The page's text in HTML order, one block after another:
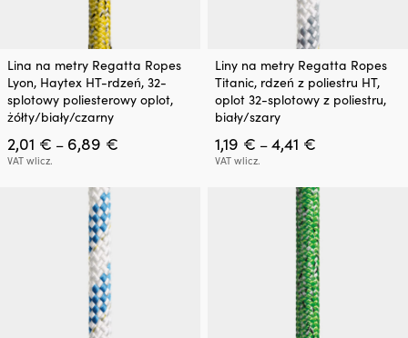
Ten
produkt
ma
wiele
wariantów.
Opcje
można
Lina na metry Regatta Ropes
Lyon, Haytex HT-rdzeń, 32-
splotowy poliesterowy oplot,
żółty/biały/czarny
2,01 € – 6,89 €
VAT wlicz.
Ten
produkt
ma
wiele
wariantów.
Opcje
można
Liny na metry Regatta Ropes
Titanic, rdzeń z poliestru HT,
oplot 32-splotowy z poliestru,
biały/szary
1,19 € –4,41 €Zakres
1,19 €
do
4,41 €
VAT wlicz.